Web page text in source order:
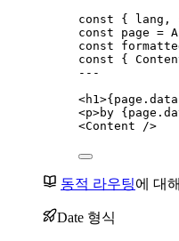
const {
lang ,
const page =
const
const {
---
<h1 >{ page . data
<p>by { page .
<Content />
동적 라우팅에 대
Date 형식